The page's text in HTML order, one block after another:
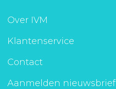
Over IVM
Klantenservice
Contact
Aanmelden nieuwsbrief